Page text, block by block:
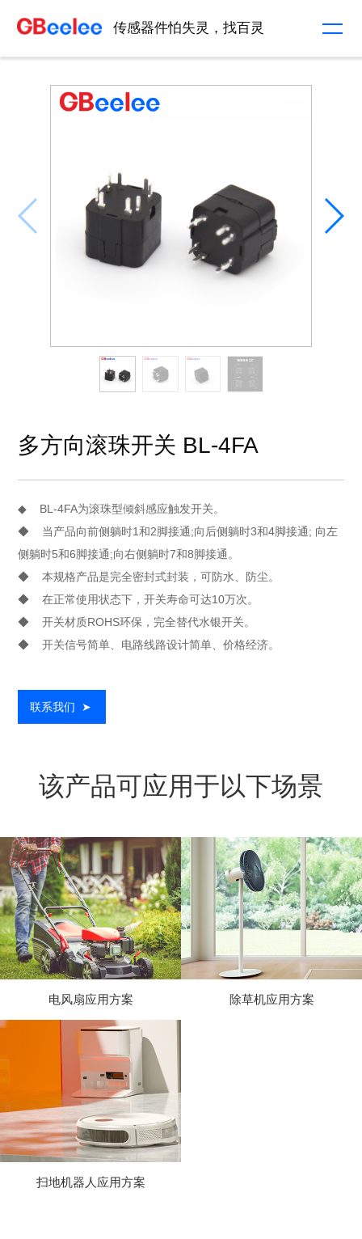
传感器件怕失灵，找百灵
多方向滚珠开关 BL-4FA
◆ BL-4FA为滚珠型倾斜感应触发开关。
◆ 当产品向前侧躺时1和2脚接通;向后侧躺时3和4脚接通; 向左
侧躺时5和6脚接通;向右侧躺时7和8脚接通。
◆ 本规格产品是完全密封式封装，可防水、防尘。
◆ 在正常使用状态下，开关寿命可达10万次。
◆ 开关材质ROHS环保，完全替代水银开关。
◆ 开关信号简单、电路线路设计简单、价格经济。
联系我们 ➤
该产品可应用于以下场景
电风扇应用方案 除草机应用方案
扫地机器人应用方案